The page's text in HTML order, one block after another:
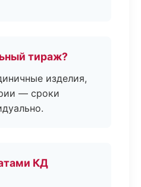
тираж?
изделия,
— сроки
КД